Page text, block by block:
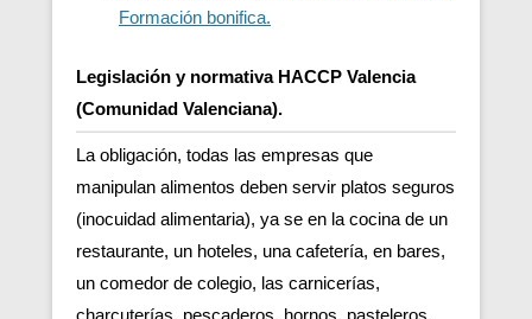
Formación bonifica.
Legislación y normativa HACCP Valencia
(Comunidad Valenciana).
La obligación, todas las empresas que
manipulan alimentos deben servir platos seguros
(inocuidad alimentaria), ya se en la cocina de un
restaurante, un hoteles, una cafetería, en bares,
un comedor de colegio, las carnicerías,